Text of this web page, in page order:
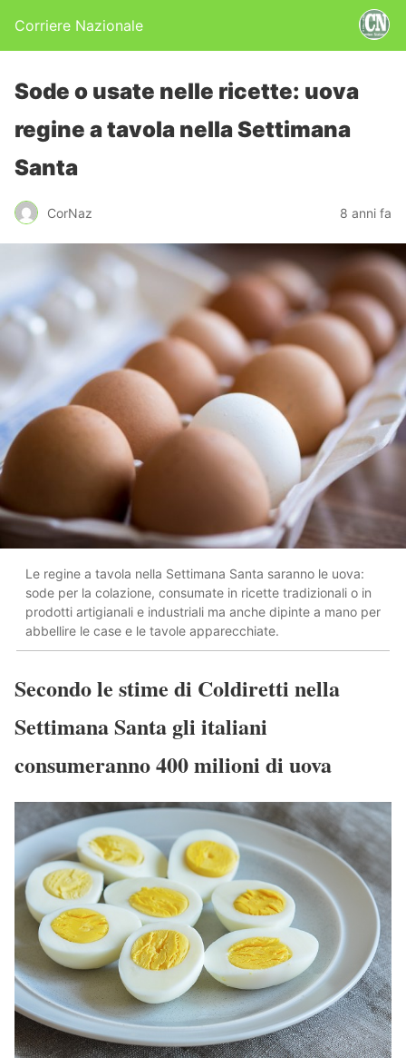
Corriere Nazionale
Sode o usate nelle ricette: uova
regine a tavola nella Settimana
Santa
CorNaz 8 anni fa
Le regine a tavola nella Settimana Santa saranno le uova:
sode per la colazione, consumate in ricette tradizionali o in
prodotti artigianali e industriali ma anche dipinte a mano per
abbellire le case e le tavole apparecchiate.
Secondo le stime di Coldiretti nella
Settimana Santa gli italiani
consumeranno 400 milioni di uova